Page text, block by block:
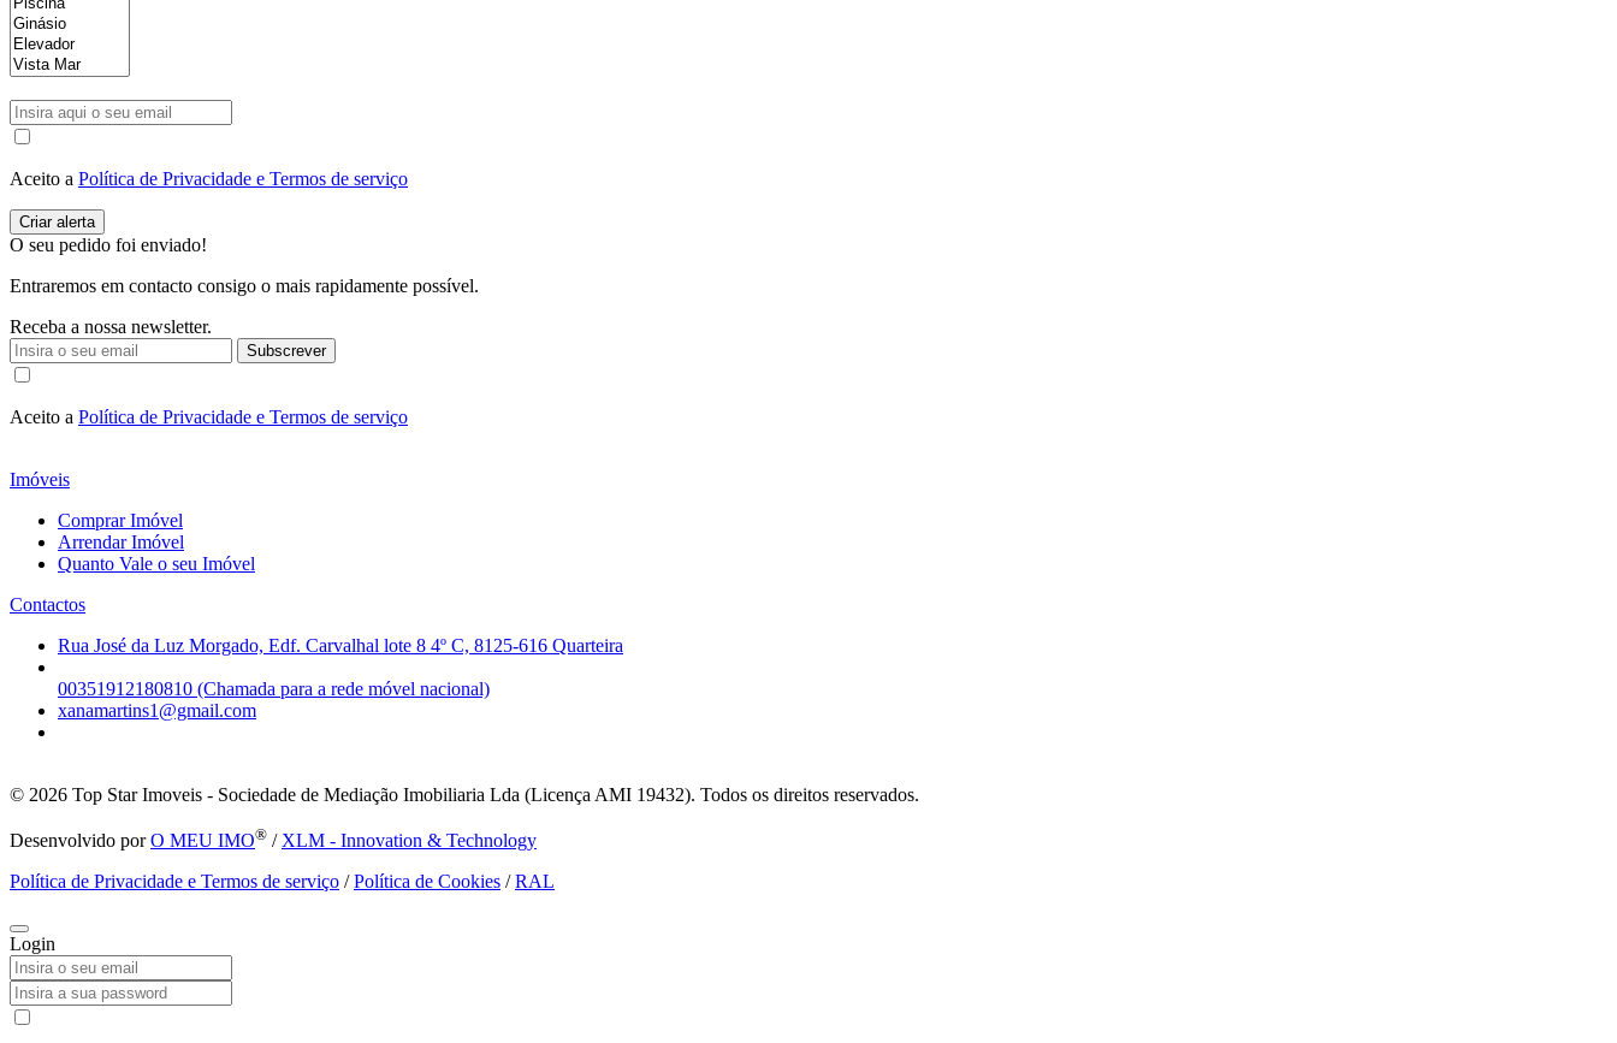
Aceito a Política de Privacidade e Termos de serviço
O seu pedido foi enviado!
Entraremos em contacto consigo o mais rapidamente possível.
Receba a nossa newsletter.
Subscrever
Aceito a Política de Privacidade e Termos de serviço
Imóveis
Comprar Imóvel
Arrendar Imóvel
Quanto Vale o seu Imóvel
Contactos
Rua José da Luz Morgado, Edf. Carvalhal lote 8 4º C, 8125-616 Quarteira
00351912180810 (Chamada para a rede móvel nacional)
xanamartins1@gmail.com
© 2026 Top Star Imoveis - Sociedade de Mediação Imobiliaria Lda (Licença AMI 19432). Todos os direitos reservados.
Desenvolvido porO MEU IMO® / XLM - Innovation & Technology
Política de Privacidade e Termos de serviço /Política de Cookies /RAL
Login